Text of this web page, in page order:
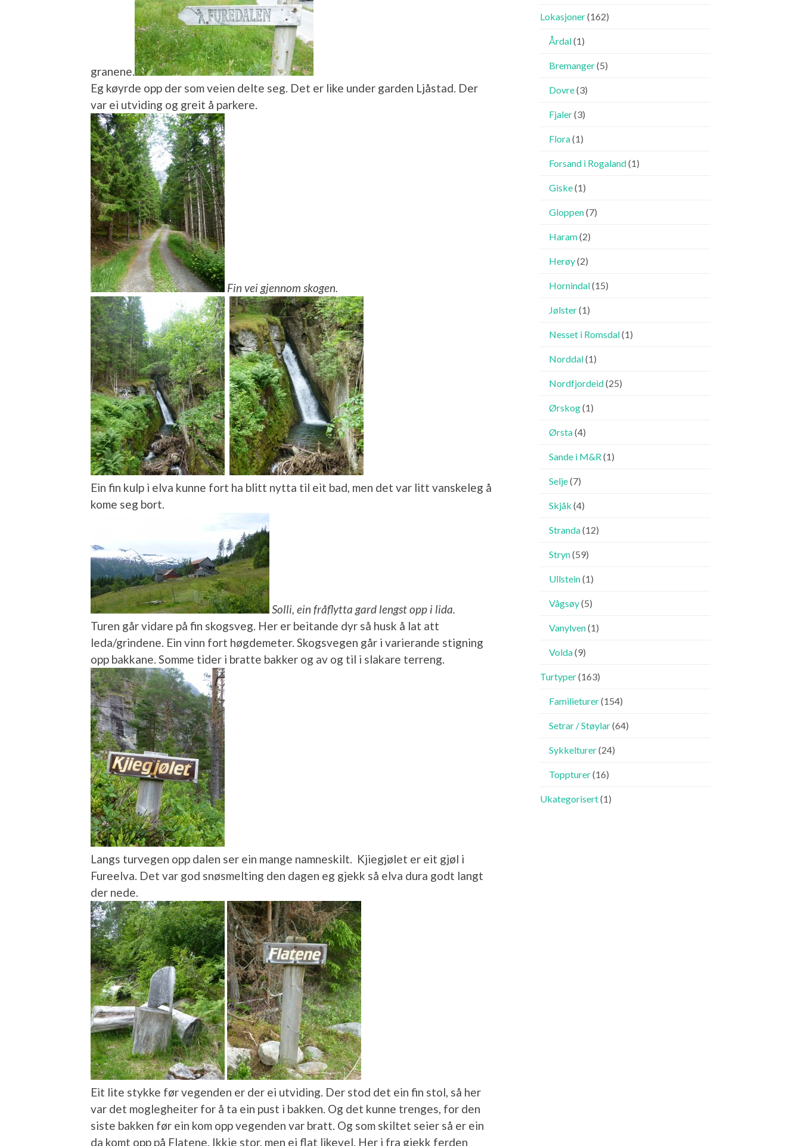
granene.
Eg køyrde opp der som veien delte seg. Det er like under garden Ljåstad. Der
var ei utviding og greit å parkere.
Fin vei gjennom skogen.
Ein fin kulp i elva kunne fort ha blitt nytta til eit bad, men det var litt vanskeleg å
kome seg bort.
Solli, ein fråflytta gard lengst opp i lida.
Turen går vidare på fin skogsveg. Her er beitande dyr så husk å lat att
leda/grindene. Ein vinn fort høgdemeter. Skogsvegen går i varierande stigning
opp bakkane. Somme tider i bratte bakker og av og til i slakare terreng.
Langs turvegen opp dalen ser ein mange namneskilt. Kjiegjølet er eit gjøl i
Fureelva. Det var god snøsmelting den dagen eg gjekk så elva dura godt langt
der nede.
Eit lite stykke før vegenden er der ei utviding. Der stod det ein fin stol, så her
var det moglegheiter for å ta ein pust i bakken. Og det kunne trenges, for den
siste bakken før ein kom opp vegenden var bratt. Og som skiltet seier så er ein
da komt opp på Flatene. Ikkje stor, men ei flat likevel. Her i fra gjekk ferden
Lokasjoner(162)
Årdal(1)
Bremanger(5)
Dovre(3)
Fjaler(3)
Flora(1)
Forsand i Rogaland(1)
Giske(1)
Gloppen(7)
Haram(2)
Herøy(2)
Hornindal(15)
Jølster(1)
Nesset i Romsdal(1)
Norddal(1)
Nordfjordeid(25)
Ørskog(1)
Ørsta(4)
Sande i M&R(1)
Selje(7)
Skjåk (4)
Stranda(12)
Stryn(59)
Ullstein(1)
Vågsøy(5)
Vanylven(1)
Volda(9)
Turtyper(163)
Familieturer(154)
Setrar / Støylar(64)
Sykkelturer(24)
Toppturer(16)
Ukategorisert(1)